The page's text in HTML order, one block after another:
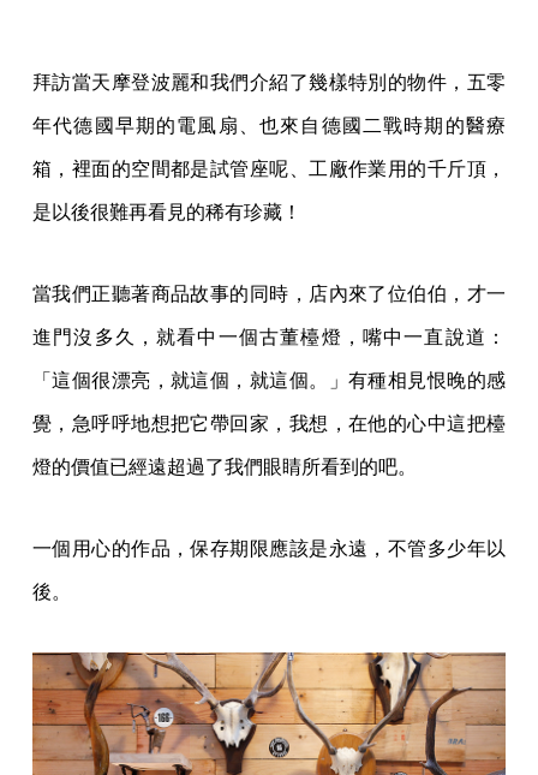
拜訪當天摩登波麗和我們介紹了幾樣特別的物件，五零
年代德國早期的電風扇、也來自德國二戰時期的醫療
箱，裡面的空間都是試管座呢、工廠作業用的千斤頂，
是以後很難再看見的稀有珍藏！
當我們正聽著商品故事的同時，店內來了位伯伯，才一
進門沒多久，就看中一個古董檯燈，嘴中一直說道：
「這個很漂亮，就這個，就這個。」有種相見恨晚的感
覺，急呼呼地想把它帶回家，我想，在他的心中這把檯
燈的價值已經遠超過了我們眼睛所看到的吧。
一個用心的作品，保存期限應該是永遠，不管多少年以
後。